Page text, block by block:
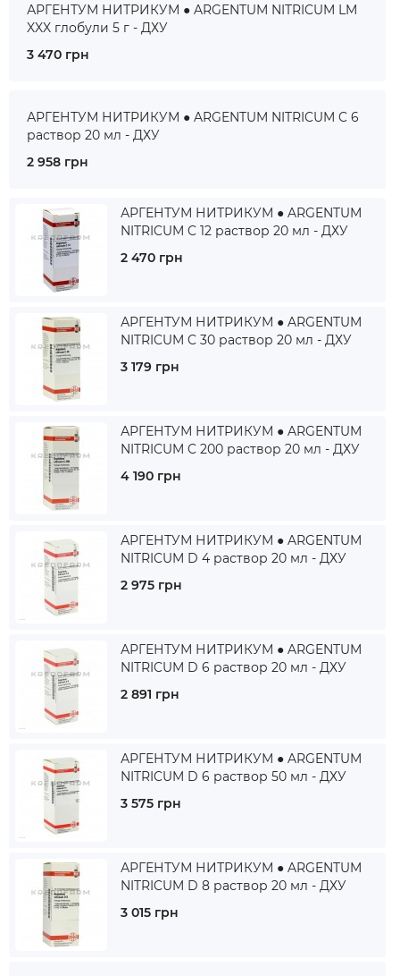
АРГЕНТУМ НИТРИКУМ ● ARGENTUM NITRICUM LM
XXX глобули 5 г - ДХУ
3 470 грн
АРГЕНТУМ НИТРИКУМ ● ARGENTUM NITRICUM C 6
раствор 20 мл - ДХУ
2 958 грн
АРГЕНТУМ НИТРИКУМ ● ARGENTUM
NITRICUM C 12 раствор 20 мл - ДХУ
2 470 грн
АРГЕНТУМ НИТРИКУМ ● ARGENTUM
NITRICUM C 30 раствор 20 мл - ДХУ
3 179 грн
АРГЕНТУМ НИТРИКУМ ● ARGENTUM
NITRICUM C 200 раствор 20 мл - ДХУ
4 190 грн
АРГЕНТУМ НИТРИКУМ ● ARGENTUM
NITRICUM D 4 раствор 20 мл - ДХУ
2 975 грн
АРГЕНТУМ НИТРИКУМ ● ARGENTUM
NITRICUM D 6 раствор 20 мл - ДХУ
2 891 грн
АРГЕНТУМ НИТРИКУМ ● ARGENTUM
NITRICUM D 6 раствор 50 мл - ДХУ
3 575 грн
АРГЕНТУМ НИТРИКУМ ● ARGENTUM
NITRICUM D 8 раствор 20 мл - ДХУ
3 015 грн